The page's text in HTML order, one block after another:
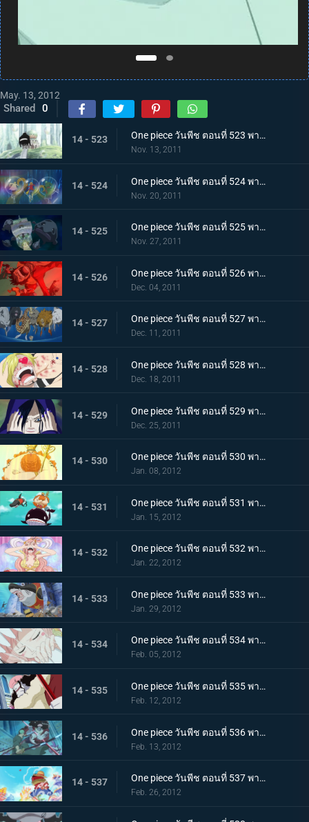
May. 13, 2012
Shared 0
14 - 523 One piece วันพีช ตอนที่ 523 พากย์ไทย ความจริงที่น่าตกตะลึง ชายผู้ปกป้องเรือซันนี่
Nov. 13, 2011
14 - 524 One piece วันพีช ตอนที่ 524 พากย์ไทย การต่อสู้ใต้ทะเลที่แลกด้วยชีวิต! สัตว์ประหลาดแห่งท้องทะเลปรากฏ
Nov. 20, 2011
14 - 525 One piece วันพีช ตอนที่ 525 พากย์ไทย เรือแตกกลางทะเล! กลุ่มหมวกฟางพลัดหลงกัน
Nov. 27, 2011
14 - 526 One piece วันพีช ตอนที่ 526 พากย์ไทย ภูเขาไฟใต้ทะเลปะทุ! ลอยล่องสู่เกาะมนุษย์เงือก
Dec. 04, 2011
14 - 527 One piece วันพีช ตอนที่ 527 พากย์ไทย ขึ้นสู่เกาะมนุษย์เงือก! พบเหล่านางเงือกแสนงาม
Dec. 11, 2011
14 - 528 One piece วันพีช ตอนที่ 528 พากย์ไทย ตื่นเต้นจนล้นปรี่! ชีวิตของซันจิตกอยู่ในอันตราย!!!
Dec. 18, 2011
14 - 529 One piece วันพีช ตอนที่ 529 พากย์ไทย เกาะมนุษย์เงือกล้มสลาย!!! คำทำนายของเชอรี่!
Dec. 25, 2011
14 - 530 One piece วันพีช ตอนที่ 530 พากย์ไทย ราชาแห่งเกาะมนุษย์เงือก! เนปจูนเทพเจ้าแห่งท้องทะเล
Jan. 08, 2012
14 - 531 One piece วันพีช ตอนที่ 531 พากย์ไทย วังริวงู! ฉลามที่ช่วยไว้เป็นผู้นำทาง
Jan. 15, 2012
14 - 532 One piece วันพีช ตอนที่ 532 พากย์ไทย อ่อนแอแถมขี้แย! เจ้าหญิงเงือกบนหอคอยโควคาคุ!
Jan. 22, 2012
14 - 533 One piece วันพีช ตอนที่ 533 พากย์ไทย สถานการณ์ฉุกเฉิน! วังริวงูถูกยึด
Jan. 29, 2012
14 - 534 One piece วันพีช ตอนที่ 534 พากย์ไทย วังริวงูสั่นสะเทือน! ชิราโฮชิถูกลักพาตัว
Feb. 05, 2012
14 - 535 One piece วันพีช ตอนที่ 535 พากย์ไทย โฮดี้บุกจู่โจม แผนการล้างแค้นเริ่มขึ้นแล้ว
Feb. 12, 2012
14 - 536 One piece วันพีช ตอนที่ 536 พากย์ไทย ศึกตัดสินในวังริวงู! โซโล ปะทะ โฮดี้!
Feb. 13, 2012
14 - 537 One piece วันพีช ตอนที่ 537 พากย์ไทย ปกป้องชิราโฮชิ การไล่ล่าของเด็คเค่น
Feb. 26, 2012